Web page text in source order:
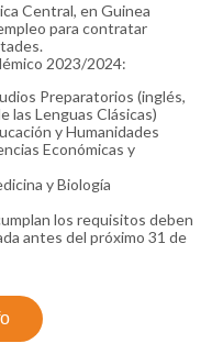
Central, en Guinea
para contratar
2023/2024:
Preparatorios (inglés,
las Lenguas Clásicas)
y Humanidades
Económicas y
y Biología
los requisitos deben
antes del próximo 31 de